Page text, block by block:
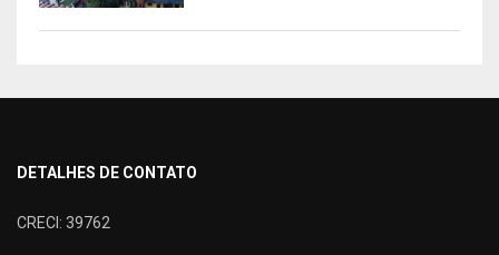
DETALHES DE CONTATO
CRECI: 39762